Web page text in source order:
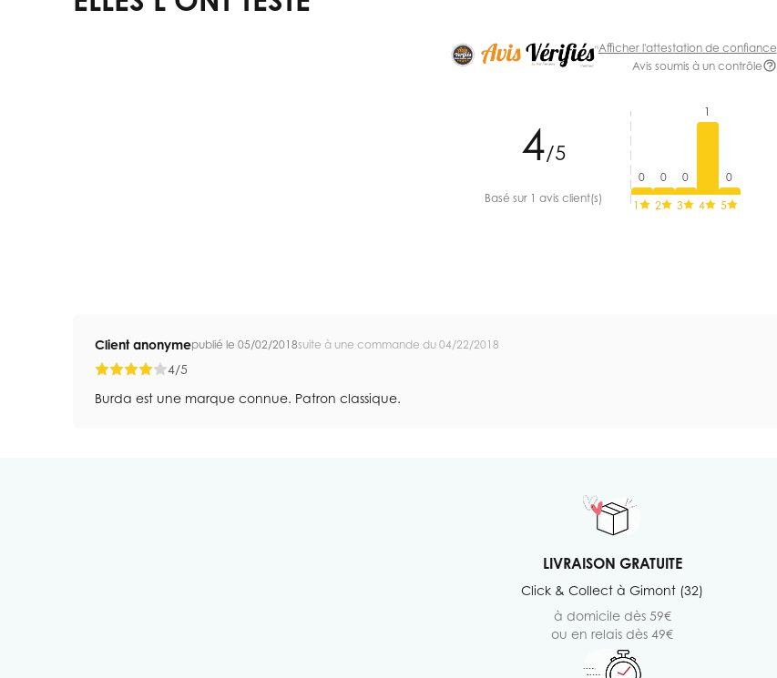
Afficher l'attestation de confiance
Avis soumis à un contrôle
4/5
Basé sur 1 avis client(s)
0
1
0
2
0
3
1
4
0
5
Client anonymepublié le 05/02/2018suite à une commande du 04/22/2018
4/5
Burda est une marque connue. Patron classique.
LIVRAISON GRATUITE
Click & Collect à Gimont (32)
à domicile dès 59€
ou en relais dès 49€